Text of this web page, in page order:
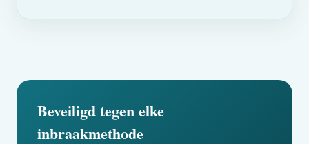
Beveiligd tegen elke
inbraakmethode